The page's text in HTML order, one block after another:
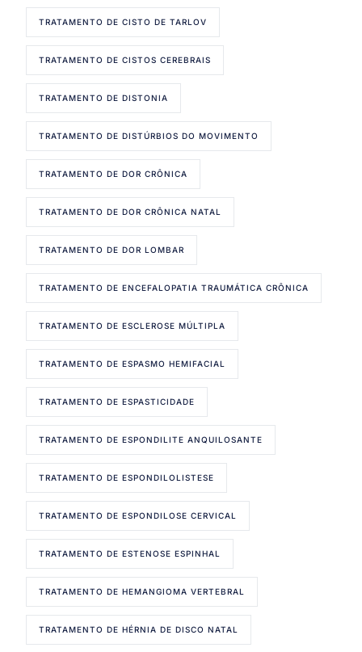
TRATAMENTO DE CISTO DE TARLOV
TRATAMENTO DE CISTOS CEREBRAIS
TRATAMENTO DE DISTONIA
TRATAMENTO DE DISTÚRBIOS DO MOVIMENTO
TRATAMENTO DE DOR CRÔNICA
TRATAMENTO DE DOR CRÔNICA NATAL
TRATAMENTO DE DOR LOMBAR
TRATAMENTO DE ENCEFALOPATIA TRAUMÁTICA CRÔNICA
TRATAMENTO DE ESCLEROSE MÚLTIPLA
TRATAMENTO DE ESPASMO HEMIFACIAL
TRATAMENTO DE ESPASTICIDADE
TRATAMENTO DE ESPONDILITE ANQUILOSANTE
TRATAMENTO DE ESPONDILOLISTESE
TRATAMENTO DE ESPONDILOSE CERVICAL
TRATAMENTO DE ESTENOSE ESPINHAL
TRATAMENTO DE HEMANGIOMA VERTEBRAL
TRATAMENTO DE HÉRNIA DE DISCO NATAL